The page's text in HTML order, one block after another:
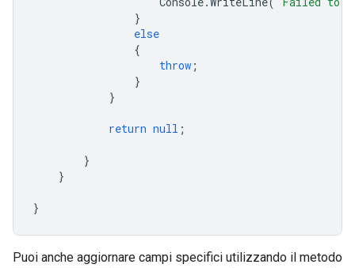
}
else
{
throw ;
}
}
return null ;
}
}
}
Puoi anche aggiornare campi specifici utilizzando il metodo